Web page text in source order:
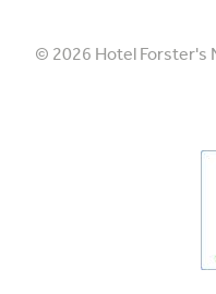
© 2026 Hotel Forster's